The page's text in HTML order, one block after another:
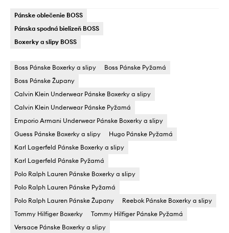
Pánske oblečenie BOSS
Pánska spodná bielizeň BOSS
Boxerky a slipy BOSS
Boss Pánske Boxerky a slipy
Boss Pánske Pyžamá
Boss Pánske Župany
Calvin Klein Underwear Pánske Boxerky a slipy
Calvin Klein Underwear Pánske Pyžamá
Emporio Armani Underwear Pánske Boxerky a slipy
Guess Pánske Boxerky a slipy
Hugo Pánske Pyžamá
Karl Lagerfeld Pánske Boxerky a slipy
Karl Lagerfeld Pánske Pyžamá
Polo Ralph Lauren Pánske Boxerky a slipy
Polo Ralph Lauren Pánske Pyžamá
Polo Ralph Lauren Pánske Župany
Reebok Pánske Boxerky a slipy
Tommy Hilfiger Boxerky
Tommy Hilfiger Pánske Pyžamá
Versace Pánske Boxerky a slipy